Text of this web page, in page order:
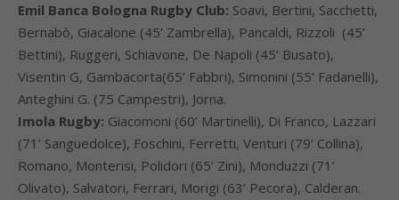
Emil Banca Bologna Rugby Club: Soavi, Bertini, Sacchetti,
Bernabò, Giacalone (45’ Zambrella), Pancaldi, Rizzoli (45’
Bettini), Ruggeri, Schiavone, De Napoli (45’ Busato),
Visentin G, Gambacorta(65’ Fabbri), Simonini (55’ Fadanelli),
Anteghini G. (75 Campestri), Jorna.
Imola Rugby: Giacomoni (60’ Martinelli), Di Franco, Lazzari
(71’ Sanguedolce), Foschini, Ferretti, Venturi (79’ Collina),
Romano, Monterisi, Polidori (65’ Zini), Monduzzi (71’
Olivato), Salvatori, Ferrari, Morigi (63’ Pecora), Calderan.